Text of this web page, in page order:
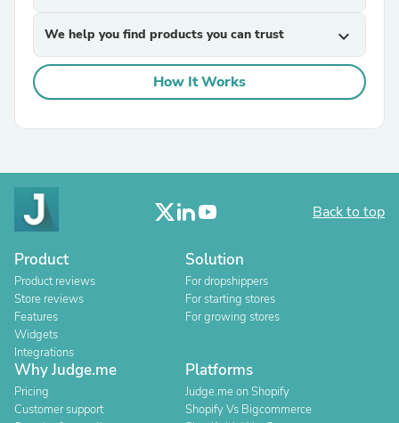
We help you find products you can trust expand_more
How It Works
Back to top
Product
Product reviews
Store reviews
Features
Widgets
Integrations
Solution
For dropshippers
For starting stores
For growing stores
Why Judge.me
Pricing
Customer support
Platforms
Judge.me on Shopify
Shopify Vs Bigcommerce